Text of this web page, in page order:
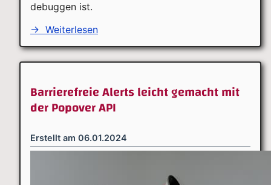
debuggen ist.
→ Weiterlesen
Barrierefreie Alerts leicht gemacht mit
der Popover API
Erstellt am 06.01.2024